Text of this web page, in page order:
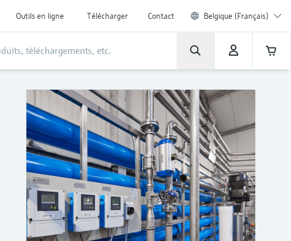
Outils en ligne Télécharger Contact Belgique (Français)